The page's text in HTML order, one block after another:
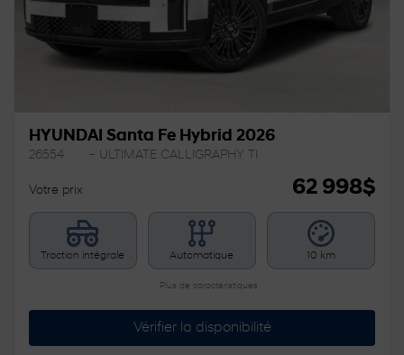
HYUNDAI Santa Fe Hybrid 2026
26554 – ULTIMATE CALLIGRAPHY TI
Votre prix 62 998$
Traction intégrale Automatique 10 km
Plus de caractéristiques
Vérifier la disponibilité